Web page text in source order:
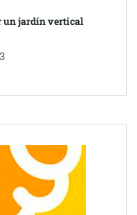
un jardín vertical